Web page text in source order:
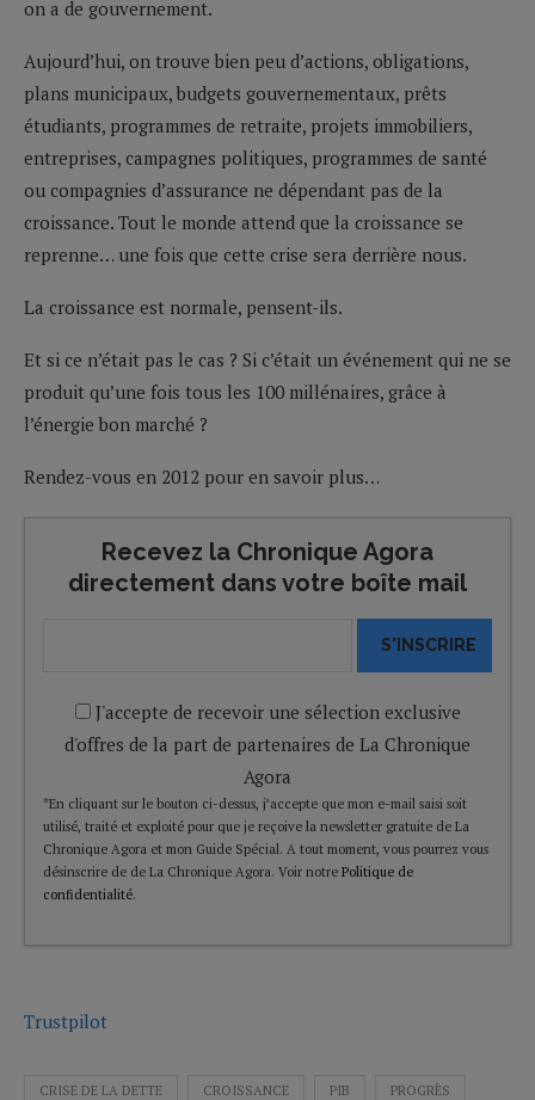
on a de gouvernement.
Aujourd’hui, on trouve bien peu d’actions, obligations,
plans municipaux, budgets gouvernementaux, prêts
étudiants, programmes de retraite, projets immobiliers,
entreprises, campagnes politiques, programmes de santé
ou compagnies d’assurance ne dépendant pas de la
croissance. Tout le monde attend que la croissance se
reprenne… une fois que cette crise sera derrière nous.
La croissance est normale, pensent-ils.
Et si ce n’était pas le cas ? Si c’était un événement qui ne se
produit qu’une fois tous les 100 millénaires, grâce à
l’énergie bon marché ?
Rendez-vous en 2012 pour en savoir plus…
Recevez la Chronique Agora
directement dans votre boîte mail
S'INSCRIRE
J'accepte de recevoir une sélection exclusive
d'offres de la part de partenaires de La Chronique
Agora
*En cliquant sur le bouton ci-dessus, j’accepte que mon e-mail saisi soit
utilisé, traité et exploité pour que je reçoive la newsletter gratuite de La
Chronique Agora et mon Guide Spécial. A tout moment, vous pourrez vous
désinscrire de de La Chronique Agora. Voir notre Politique de
confidentialité.
Trustpilot
CRISE DE LA DETTE CROISSANCE PIB PROGRÈS